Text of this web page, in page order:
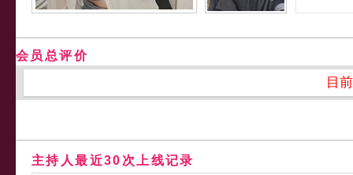
会员总评价
目
主持人最近30次上线记录